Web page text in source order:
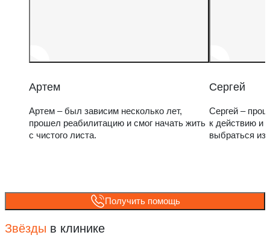
Артем
Артем – был зависим несколько лет,
прошел реабилитацию и смог начать жить
с чистого листа.
Сергей
Сергей –
к действию и
выбраться из
Получить помощь
Звёзды в клинике